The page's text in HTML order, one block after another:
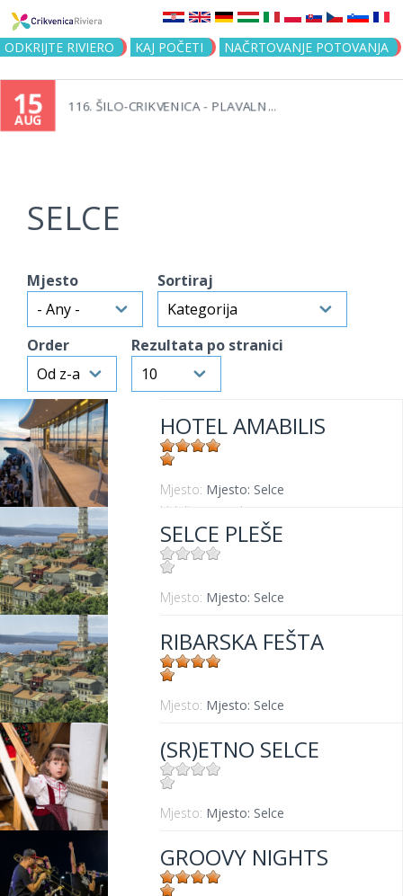
Jump to navigation
ODKRIJTE RIVIERO KAJ POČETI NAČRTOVANJE POTOVANJA
15
AUG
116. ŠILO-CRIKVENICA - PLAVALN...
SELCE
Mjesto Sortiraj
Order Rezultata po stranici
HOTEL AMABILIS
Mjesto: Mjesto: Selce
Udaljenost od mora:
SELCE PLEŠE
Mjesto: Mjesto: Selce
RIBARSKA FEŠTA
Mjesto: Mjesto: Selce
(SR)ETNO SELCE
Mjesto: Mjesto: Selce
GROOVY NIGHTS